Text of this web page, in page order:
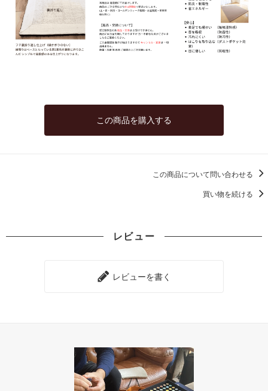
この商品を購入する
この商品について問い合わせる
買い物を続ける
レビュー
レビューを書く